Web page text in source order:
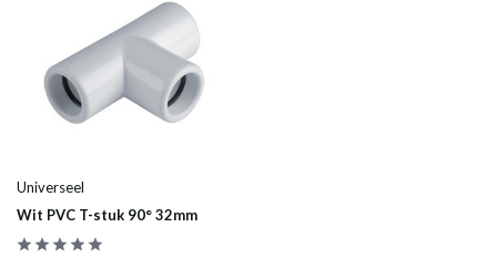
Universeel
Wit PVC T-stuk 90° 32mm